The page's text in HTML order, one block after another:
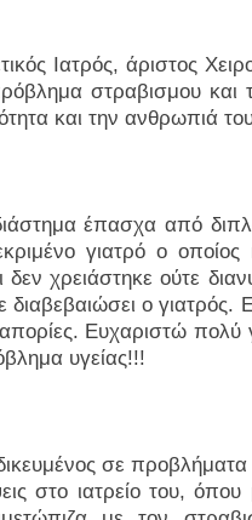
Ιατρός, άριστος
στραβισμου και
και την ανθρωπιά
έπασχα από
γιατρό ο
δεν χρειάστηκε ούτε
ο γιατρός.
απορίες. Ευχαριστώ
υγείας!!!
σε
στο ιατρείο του,